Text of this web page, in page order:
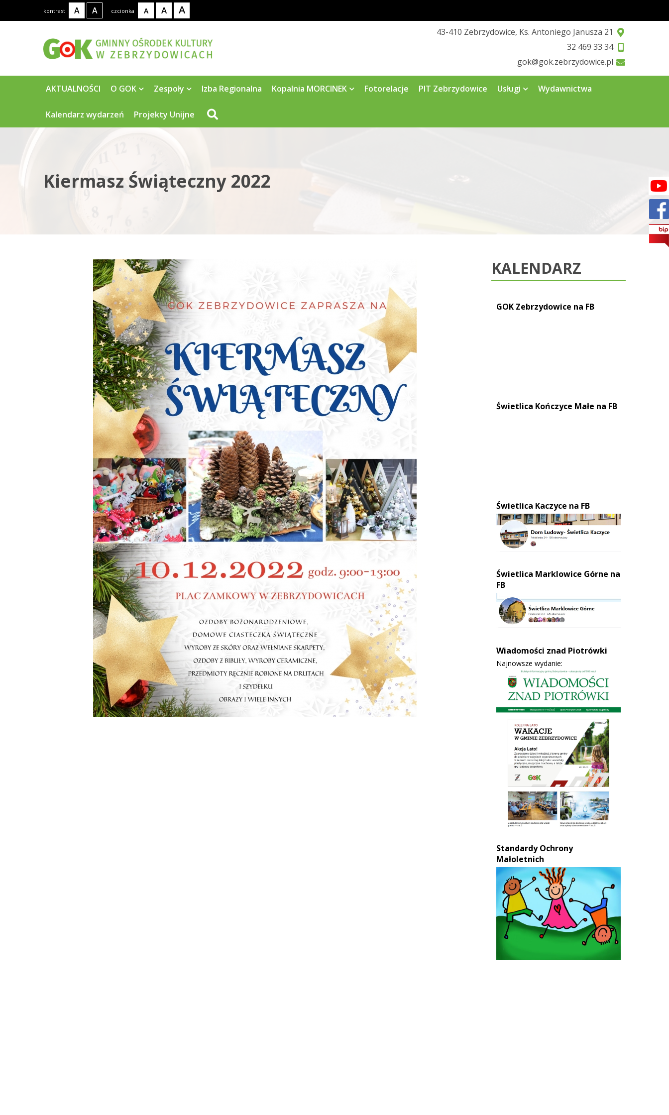
kontrast A A czcionka A A A
43-410 Zebrzydowice, Ks. Antoniego Janusza 21
32 469 33 34
gok@gok.zebrzydowice.pl
AKTUALNOŚCI O GOK Zespoły Izba Regionalna Kopalnia MORCINEK Fotorelacje PIT Zebrzydowice Usługi Wydawnictwa
Kalendarz wydarzeń Projekty Unijne
Kiermasz Świąteczny 2022
KALENDARZ
GOK Zebrzydowice na FB
Świetlica Kończyce Małe na FB
Świetlica Kaczyce na FB
Świetlica Marklowice Górne na
FB
Wiadomości znad Piotrówki
Najnowsze wydanie:
Standardy Ochrony
Małoletnich